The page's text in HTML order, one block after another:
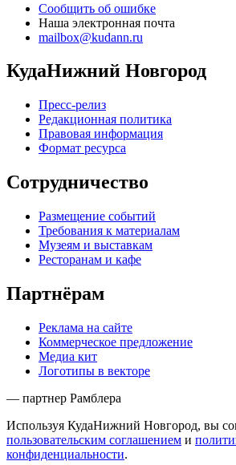
Сообщить об ошибке
Наша электронная почта
mailbox@kudann.ru
КудаНижний Новгород
Пресс-релиз
Редакционная политика
Правовая информация
Формат ресурса
Сотрудничество
Размещение событий
Требования к материалам
Музеям и выставкам
Ресторанам и кафе
Партнёрам
Реклама на сайте
Коммерческое предложение
Медиа кит
Логотипы в векторе
— партнер Рамблера
Используя КудаНижний Новгород, вы
пользовательским соглашением и
конфиденциальности.